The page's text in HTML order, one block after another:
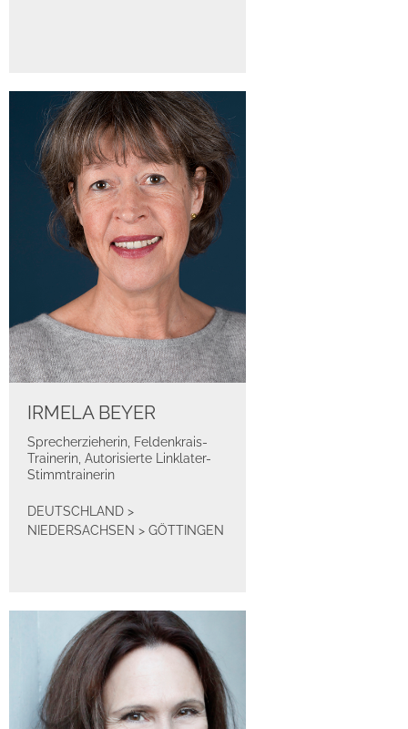
IRMELA BEYER
Sprecherzieherin, Feldenkrais-
Trainerin, Autorisierte Linklater-
Stimmtrainerin
DEUTSCHLAND >
NIEDERSACHSEN > GÖTTINGEN